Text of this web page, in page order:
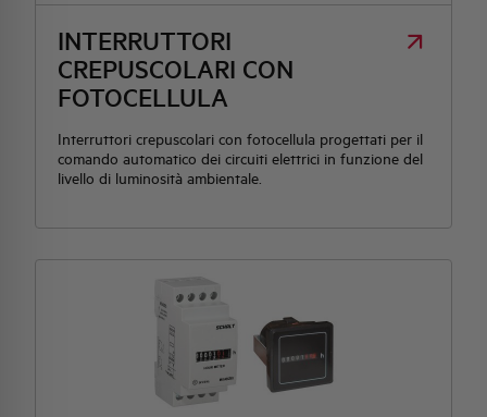
INTERRUTTORI
CREPUSCOLARI CON
FOTOCELLULA
Interruttori crepuscolari con fotocellula progettati per il
comando automatico dei circuiti elettrici in funzione del
livello di luminosità ambientale.